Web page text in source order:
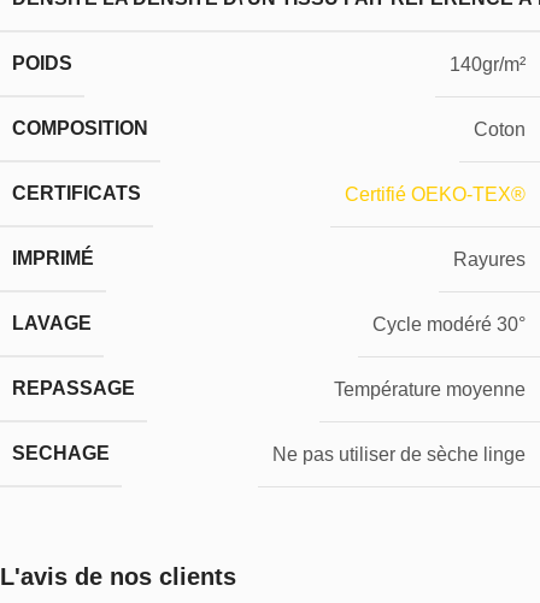
POIDS 140gr/m²
COMPOSITION Coton
CERTIFICATS Certifié OEKO-TEX®
IMPRIMÉ Rayures
LAVAGE Cycle modéré 30°
REPASSAGE Température moyenne
SECHAGE Ne pas utiliser de sèche linge
L'avis de nos clients